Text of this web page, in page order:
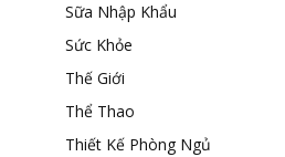
Sữa Nhập Khẩu
Sức Khỏe
Thế Giới
Thể Thao
Thiết Kế Phòng Ngủ